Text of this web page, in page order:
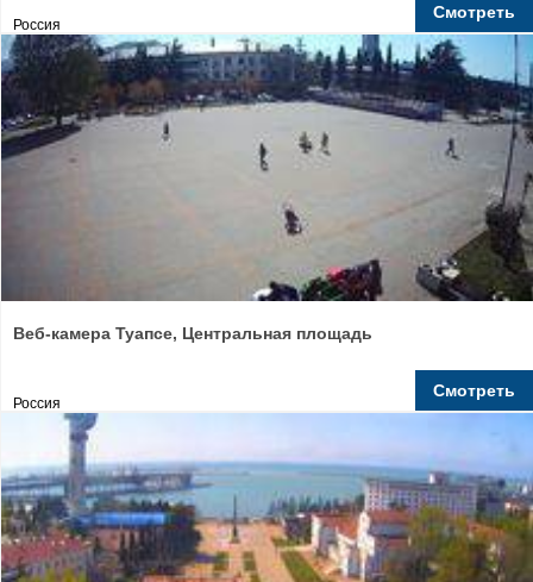
Россия
Смотреть
Веб-камера Туапсе, Центральная площадь
Россия
Смотреть